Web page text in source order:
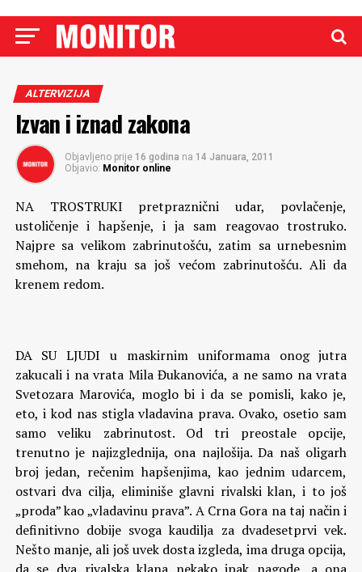
ALTERVIZIJA
Izvan i iznad zakona
Objavljeno prije 16 godina na 14 Januara, 2011
Objavio: Monitor online
NA TROSTRUKI pretpraznični udar, povlačenje,
ustoličenje i hapšenje, i ja sam reagovao trostruko.
Najpre sa velikom zabrinutošću, zatim sa urnebesnim
smehom, na kraju sa još većom zabrinutošću. Ali da
krenem redom.
DA SU LJUDI u maskirnim uniformama onog jutra
zakucali i na vrata Mila Đukanovića, a ne samo na vrata
Svetozara Marovića, moglo bi i da se pomisli, kako je,
eto, i kod nas stigla vladavina prava. Ovako, osetio sam
samo veliku zabrinutost. Od tri preostale opcije,
trenutno je najizglednija, ona najlošija. Da naš oligarh
broj jedan, rečenim hapšenjima, kao jednim udarcem,
ostvari dva cilja, eliminiše glavni rivalski klan, i to još
„proda” kao „vladavinu prava”. A Crna Gora na taj način i
definitivno dobije svoga kaudilja za dvadesetprvi vek.
Nešto manje, ali još uvek dosta izgleda, ima druga opcija,